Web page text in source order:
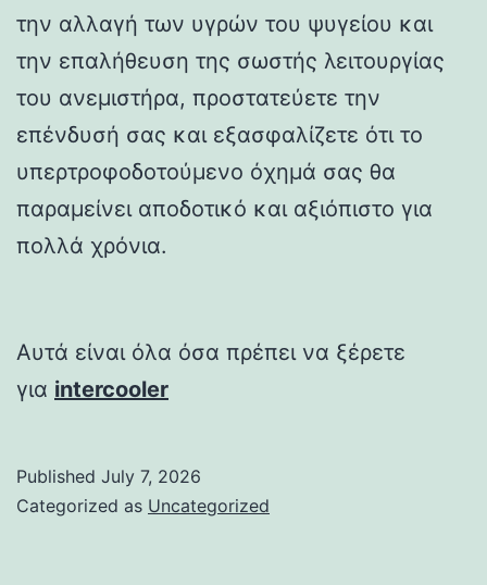
την αλλαγή των υγρών του ψυγείου και
την επαλήθευση της σωστής λειτουργίας
του ανεμιστήρα, προστατεύετε την
επένδυσή σας και εξασφαλίζετε ότι το
υπερτροφοδοτούμενο όχημά σας θα
παραμείνει αποδοτικό και αξιόπιστο για
πολλά χρόνια.
Αυτά είναι όλα όσα πρέπει να ξέρετε
για intercooler
Published July 7, 2026
Categorized as Uncategorized